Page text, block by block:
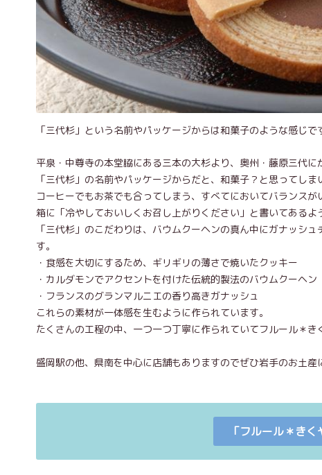
「三代杉」という名前やパッケージからは和菓子のような感じで
平泉・中尊寺の本堂脇にある三本の大杉より、奥州・藤原三代に
「三代杉」の名前やパッケージからだと、和菓子？と思ってしま
コーヒーでもお茶でも合ってしまう、すべてにおいてバランスが
箱に「冷やしておいしくお召し上がりください」と書いてある
「三代杉」のこだわりは、バウムクーヘンの真ん中にガナッシ
す。
・食感を大切にするため、ギリギリの薄さで焼いたクッキー
・カルダモンでアクセントを付けた伝統的製法のバウムクーヘン
・フランスのグランマルニエの香り高きガナッシュ
これらの素材が一体感を生むように作られています。
たくさんの工程の中、一つ一つ丁寧に作られていてフルール＊き
盛岡駅の他、県南を中心に店舗もありますのでぜひ岩手のお土産
「フルール＊き